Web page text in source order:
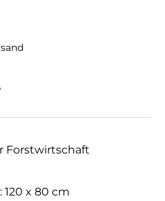
Forstwirtschaft
120 x 80 cm